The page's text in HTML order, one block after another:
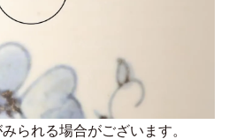
られる場合がございます。